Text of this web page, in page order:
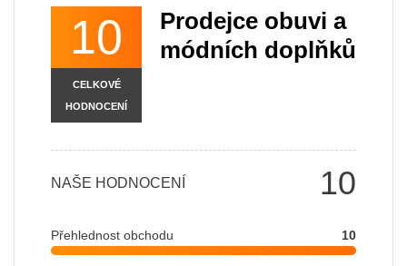
10
CELKOVÉ
HODNOCENÍ
Prodejce obuvi a
módních doplňků
10
NAŠE HODNOCENÍ
Přehlednost obchodu 10